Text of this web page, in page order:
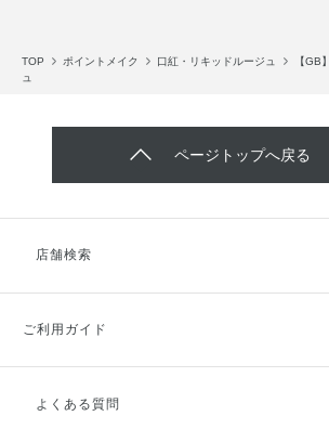
TOP ポイントメイク 口紅・リキッドルージュ
【GB
ュ
ページトップへ戻る
店舗検索
ご利用ガイド
ご利用ガイドトップ
よくある質問